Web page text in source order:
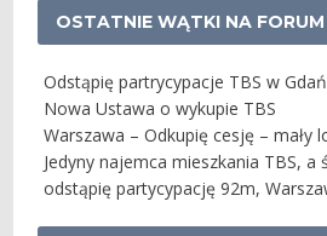
OSTATNIE WĄTKI NA FORUM
Odstąpię partrycypacje TBS w
Nowa Ustawa o wykupie TBS
Warszawa – Odkupię cesję – mały
Jedyny najemca mieszkania TBS, a
odstąpię partycypację 92m,